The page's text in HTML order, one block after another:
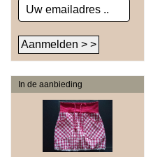
In de aanbieding